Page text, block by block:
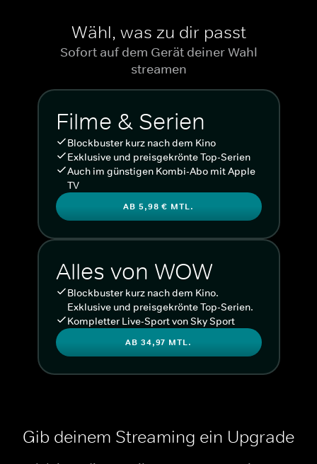
Wähl, was zu dir passt
Sofort auf dem Gerät deiner Wahl
streamen
Filme & Serien
Blockbuster kurz nach dem Kino
Exklusive und preisgekrönte Top-Serien
Auch im günstigen Kombi-Abo mit Apple
TV
AB 5,98 € MTL.
Alles von WOW
Blockbuster kurz nach dem Kino.
Exklusive und preisgekrönte Top-Serien.
Kompletter Live-Sport von Sky Sport
AB 34,97 MTL.
Gib deinem Streaming ein Upgrade